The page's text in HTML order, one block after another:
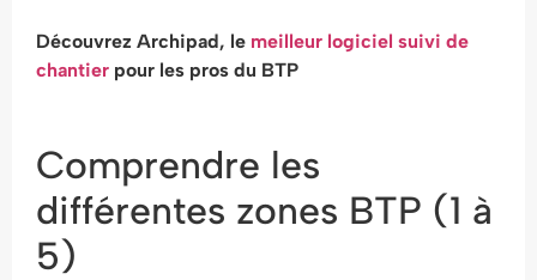
Découvrez Archipad, le meilleur logiciel suivi de
chantier pour les pros du BTP
Comprendre les
différentes zones BTP (1 à
5)